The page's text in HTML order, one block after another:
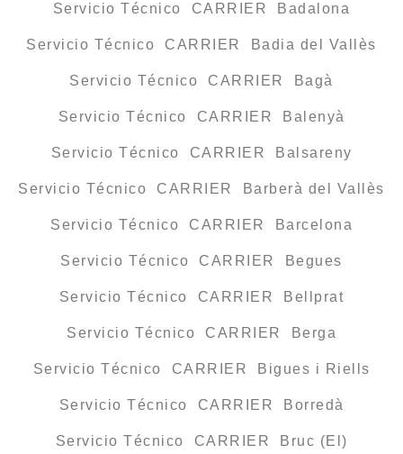
Servicio Técnico CARRIER Badalona
Servicio Técnico CARRIER Badia del Vallès
Servicio Técnico CARRIER Bagà
Servicio Técnico CARRIER Balenyà
Servicio Técnico CARRIER Balsareny
Servicio Técnico CARRIER Barberà del Vallès
Servicio Técnico CARRIER Barcelona
Servicio Técnico CARRIER Begues
Servicio Técnico CARRIER Bellprat
Servicio Técnico CARRIER Berga
Servicio Técnico CARRIER Bigues i Riells
Servicio Técnico CARRIER Borredà
Servicio Técnico CARRIER Bruc (El)